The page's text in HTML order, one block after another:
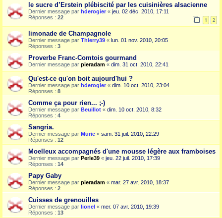
le sucre d’Erstein plébiscité par les cuisinières alsacienne
Dernier message par hderogier « jeu. 02 déc. 2010, 17:11
Réponses : 22 1 2
limonade de Champagnole
Dernier message par Thierry39 « lun. 01 nov. 2010, 20:05
Réponses : 3
Proverbe Franc-Comtois gourmand
Dernier message par pieradam « dim. 31 oct. 2010, 22:41
Qu'est-ce qu'on boit aujourd'hui ?
Dernier message par hderogier « dim. 10 oct. 2010, 23:04
Réponses : 8
Comme ça pour rien... ;-)
Dernier message par Beuillot « dim. 10 oct. 2010, 8:32
Réponses : 4
Sangria.
Dernier message par Murie « sam. 31 juil. 2010, 22:29
Réponses : 12
Moelleux accompagnés d'une mousse légère aux framboises
Dernier message par Perle39 « jeu. 22 juil. 2010, 17:39
Réponses : 14
Papy Gaby
Dernier message par pieradam « mar. 27 avr. 2010, 18:37
Réponses : 2
Cuisses de grenouilles
Dernier message par lionel « mer. 07 avr. 2010, 19:39
Réponses : 13